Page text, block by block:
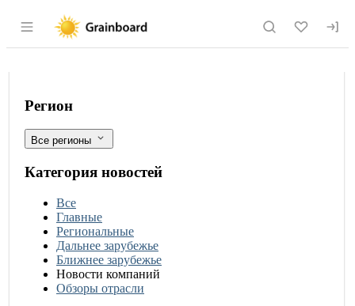
Раздел навигации по сайту
Производство на заводе ZUEGG
Фильтры
Регион
Все регионы
Категория новостей
Все
Главные
Региональные
Дальнее зарубежье
Ближнее зарубежье
Новости компаний
Обзоры отрасли